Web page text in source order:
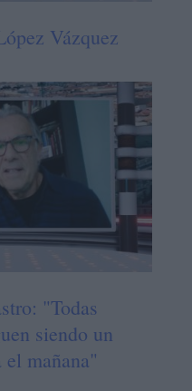
Vázquez
"Todas
siendo un
mañana"